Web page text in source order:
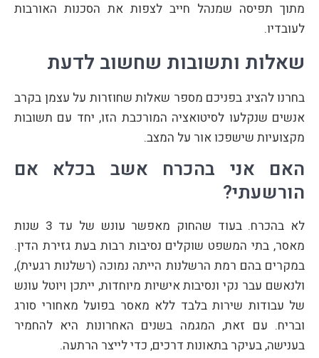
מתוך תפיסה שמנהל חייב לצפות את הסכנות האורבות
לעובדיו.
שאלות ותשובות שחשוב לדעת
בחרנו להציג בפניכם מספר שאלות שחוזרות על עצמן בקרב
אנשים שנקלעו לסיטואציה המורכבת הזו, יחד עם תשובות
מקצועיות שישפכו אור על המצב.
האם אני בהכרח אשב בכלא אם
הורשעתי?
לא בהכרח. בעוד שהחוק מאפשר עונש של עד 3 שנות
מאסר, בתי המשפט שוקלים נסיבות רבות בעת גזירת הדין.
במקרים בהם רמת הרשלנות הייתה נמוכה (רשלנות רגעית),
ולנאשם עבר נקי ונסיבות אישיות מיוחדות, ייתכן ויוטל עונש
של עבודות שירות בלבד ללא מאסר בפועל מאחורי סורג
ובריח. עם זאת, המגמה בשנים האחרונות היא להחמיר
בענישה, בעיקר בתאונות דרכים, כדי לייצר הרתעה.